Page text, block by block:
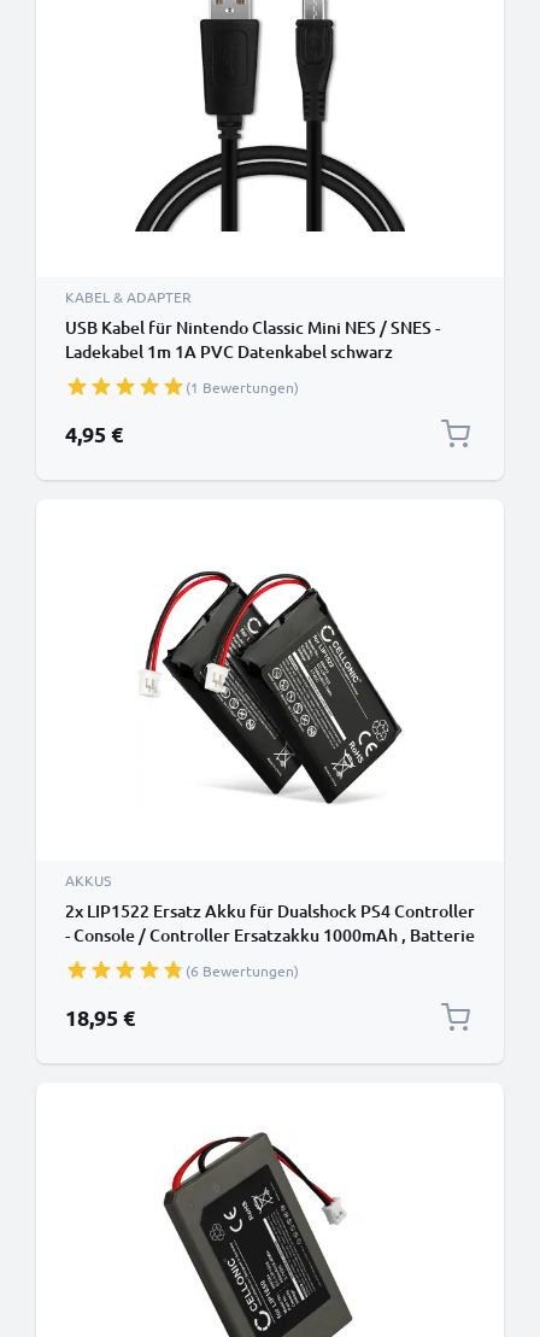
KABEL & ADAPTER
USB Kabel für Nintendo Classic Mini NES / SNES -
Ladekabel 1m 1A PVC Datenkabel schwarz
(1 Bewertungen)
4,95 €
AKKUS
2x LIP1522 Ersatz Akku für Dualshock PS4 Controller
- Console / Controller Ersatzakku 1000mAh , Batterie
(6 Bewertungen)
18,95 €